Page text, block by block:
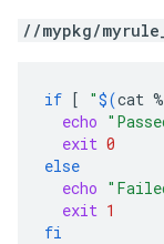
//mypkg/
if [ "$(cat
echo
exit 0
else
echo
exit 1
fi